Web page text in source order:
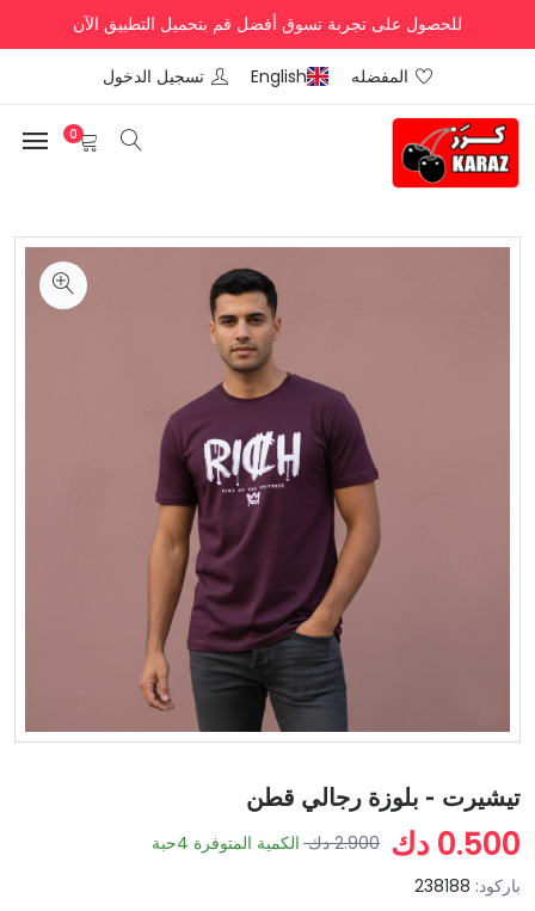
للحصول على تجربة تسوق أفضل قم بتحميل التطبيق الآن
المفضله English تسجيل الدخول
0
تيشيرت - بلوزة رجالي قطن
0.500 دك 2.900 دك الكمية المتوفرة 4حبة
باركود: 238188